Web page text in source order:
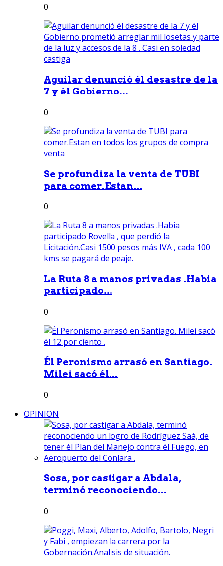
0
Aguilar denunció él desastre de la
7 y él Gobierno...
0
Se profundiza la venta de TUBI
para comer.Estan...
0
La Ruta 8 a manos privadas .Habia
participado...
0
Él Peronismo arrasó en Santiago.
Milei sacó él...
0
OPINION
Sosa, por castigar a Abdala,
terminó reconociendo...
0